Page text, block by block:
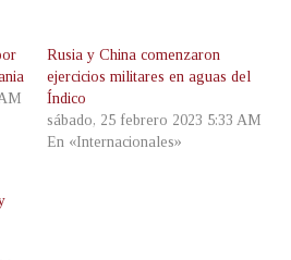
Rusia y China comenzaron
ejercicios militares en aguas del
Índico
sábado, 25 febrero 2023 5:33 AM
En «Internacionales»